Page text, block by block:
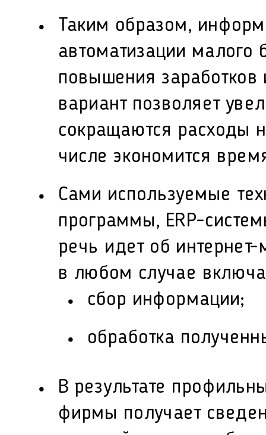
Таким образом,
автоматизации малого
повышения заработков
вариант позволяет
сокращаются расходы
числе экономится
Сами используемые
программы, ERP-
речь идет об
в любом случае
сбор информации;
обработка
В результате
фирмы получает